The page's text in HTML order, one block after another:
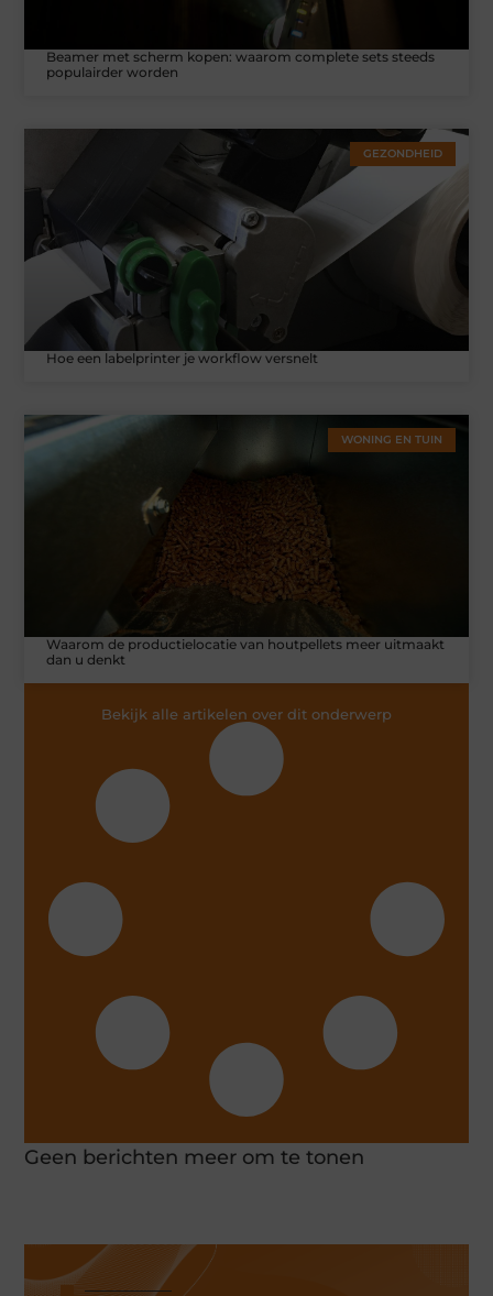
Beamer met scherm kopen: waarom complete sets steeds
populairder worden
GEZONDHEID
Hoe een labelprinter je workflow versnelt
WONING EN TUIN
Waarom de productielocatie van houtpellets meer uitmaakt
dan u denkt
Bekijk alle artikelen over dit onderwerp
Geen berichten meer om te tonen